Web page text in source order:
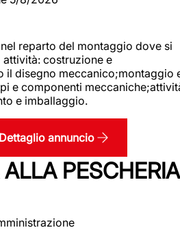
reparto del montaggio dove si
costruzione e
il disegno meccanico;montaggio
e componenti
e imballaggio.
Dettaglio annuncio
PESCHERIA